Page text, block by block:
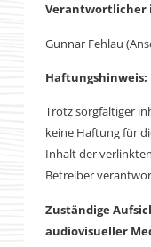
Verantwortlicher
Gunnar Fehlau
Haftungshinweis:
Trotz sorgfältiger
keine Haftung für
Inhalt der
Betreiber
Zuständige
audiovisueller